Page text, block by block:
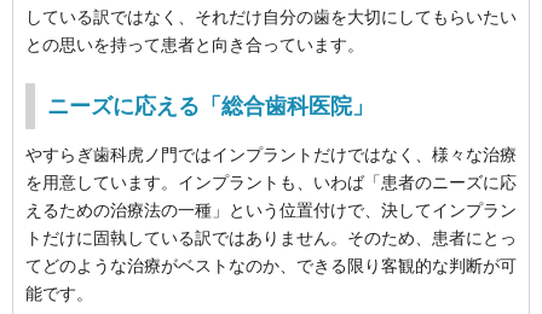
している訳ではなく、それだけ自分の歯を大切にしてもらいたい
との思いを持って患者と向き合っています。
ニーズに応える「総合歯科医院」
やすらぎ歯科虎ノ門ではインプラントだけではなく、様々な治療
を用意しています。インプラントも、いわば「患者のニーズに応
えるための治療法の一種」という位置付けで、決してインプラン
トだけに固執している訳ではありません。そのため、患者にとっ
てどのような治療がベストなのか、できる限り客観的な判断が可
能です。